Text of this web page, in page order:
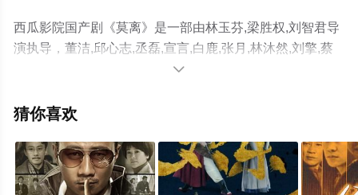
西瓜影院国产剧《莫离》是一部由林玉芬,梁胜权,刘智君导
演执导，董洁,邱心志,丞磊,宣言,白鹿,张月,林沐然,刘擎,蔡
正杰,杨舒伊等演员精彩演绎的中国大陆电视剧，大结局剧
电视剧全集就上西瓜影视，热播电视剧提前免费观看，更
了解。

猜你喜欢